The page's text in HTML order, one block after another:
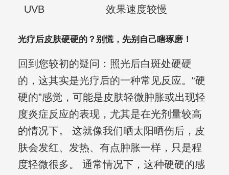
UVB
效果速度较慢
光疗后皮肤硬硬的？别慌，先别自己瞎琢磨！
回到您较初的疑问：照光后白斑处硬硬
的，这其实是光疗后的一种常见反应。“硬
硬的”感觉，可能是皮肤轻微肿胀或出现轻
度炎症反应的表现，尤其是在光剂量较高
的情况下。 这就像我们晒太阳晒伤后，皮
肤会发红、发热、有点肿胀一样，只是程
度轻微很多。 通常情况下，这种硬硬的感